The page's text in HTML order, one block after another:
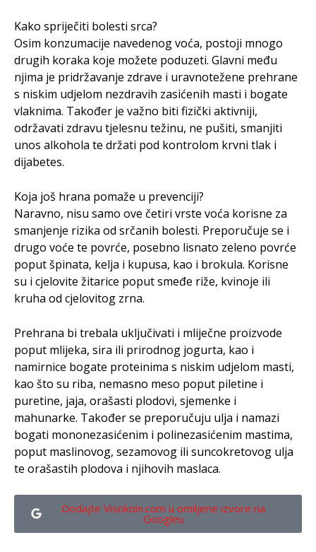
Kako spriječiti bolesti srca?
Osim konzumacije navedenog voća, postoji mnogo
drugih koraka koje možete poduzeti. Glavni među
njima je pridržavanje zdrave i uravnotežene prehrane
s niskim udjelom nezdravih zasićenih masti i bogate
vlaknima. Također je važno biti fizički aktivniji,
održavati zdravu tjelesnu težinu, ne pušiti, smanjiti
unos alkohola te držati pod kontrolom krvni tlak i
dijabetes.
Koja još hrana pomaže u prevenciji?
Naravno, nisu samo ove četiri vrste voća korisne za
smanjenje rizika od srčanih bolesti. Preporučuje se i
drugo voće te povrće, posebno lisnato zeleno povrće
poput špinata, kelja i kupusa, kao i brokula. Korisne
su i cjelovite žitarice poput smeđe riže, kvinoje ili
kruha od cjelovitog zrna.
Prehrana bi trebala uključivati i mliječne proizvode
poput mlijeka, sira ili prirodnog jogurta, kao i
namirnice bogate proteinima s niskim udjelom masti,
kao što su riba, nemasno meso poput piletine i
puretine, jaja, orašasti plodovi, sjemenke i
mahunarke. Također se preporučuju ulja i namazi
bogati mononezasićenim i polinezasićenim mastima,
poput maslinovog, sezamovog ili suncokretovog ulja
te orašastih plodova i njihovih maslaca.
Dodajte Visokoin.com u omiljene izvore na
Googleu